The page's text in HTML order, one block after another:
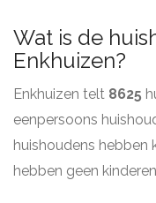
Wat is de
Enkhuizen?
Enkhuizen telt 8625
eenpersoons
huishoudens hebben
hebben geen